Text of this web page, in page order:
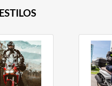
LUVA
ALPINESTAR
AIROH
CALÇA